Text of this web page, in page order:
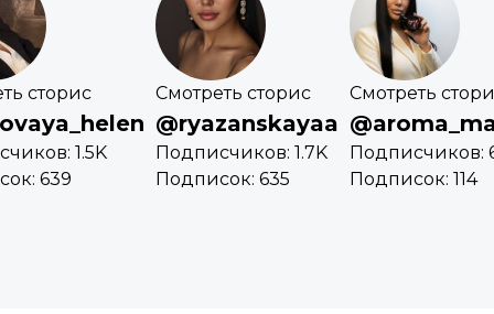
сторис
1.5K
639
Смотреть сторис
@ryazanskayaa
Подписчиков: 1.7K
Подписок: 635
Смотреть
Подписчиков:
Подписок: 114